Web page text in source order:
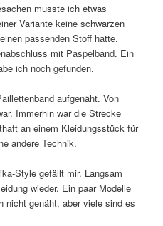
musste ich etwas
Variante keine schwarzen
passenden Stoff hatte.
mit Paspelband. Ein
ich noch gefunden.
aufgenäht. Von
Immerhin war die Strecke
an einem Kleidungsstück für
andere Technik.
Style gefällt mir. Langsam
wieder. Ein paar Modelle
nicht genäht, aber viele sind es